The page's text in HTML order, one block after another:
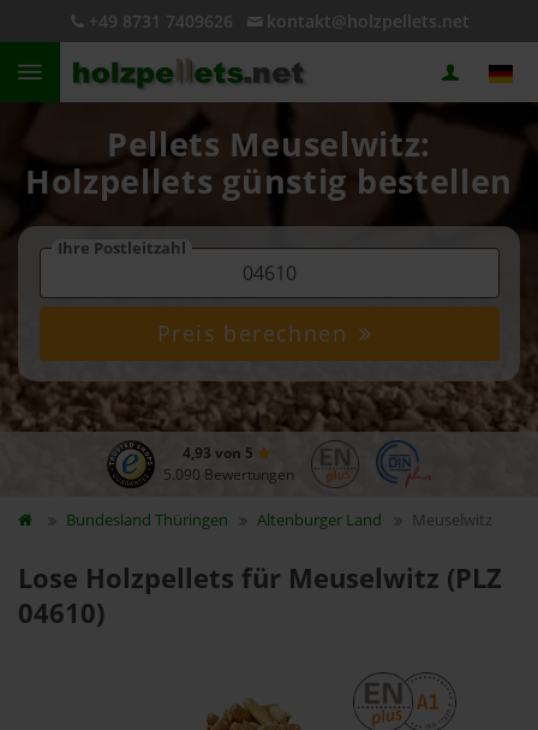
+49 8731 7409626 kontakt@holzpellets.net
Pellets Meuselwitz:
Holzpellets günstig bestellen
Ihre Postleitzahl
Preis berechnen
4,93 von 5
5.090 Bewertungen
Bundesland Thüringen Altenburger Land Meuselwitz
Lose Holzpellets für Meuselwitz (PLZ
04610)